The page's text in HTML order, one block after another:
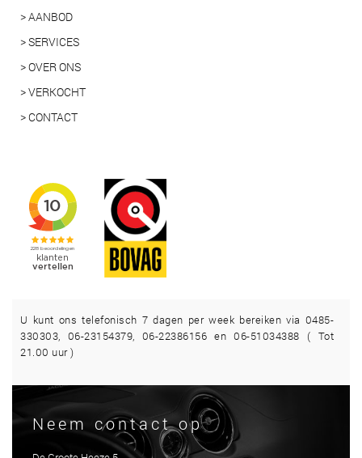
> AANBOD
> SERVICES
> OVER ONS
> VERKOCHT
> CONTACT
U kunt ons telefonisch 7 dagen per week bereiken via 0485-
330303, 06-23154379, 06-22386156 en 06-51034388 ( Tot
21.00 uur )
Neem contact op